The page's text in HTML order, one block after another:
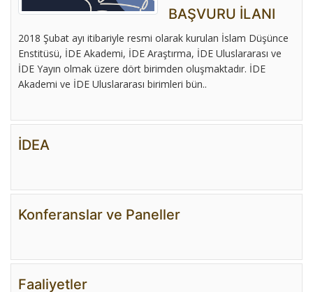
BAŞVURU İLANI
2018 Şubat ayı itibariyle resmi olarak kurulan İslam Düşünce
Enstitüsü, İDE Akademi, İDE Araştırma, İDE Uluslararası ve
İDE Yayın olmak üzere dört birimden oluşmaktadır. İDE
Akademi ve İDE Uluslararası birimleri bün..
İDEA
Konferanslar ve Paneller
Faaliyetler